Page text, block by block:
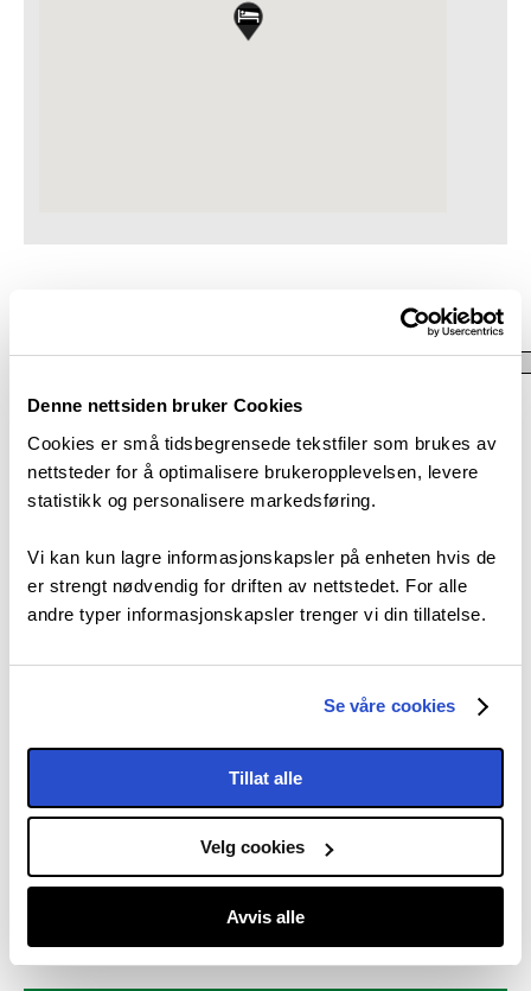
Denne nettsiden bruker Cookies
Cookies er små tidsbegrensede tekstfiler som brukes av
nettsteder for å optimalisere brukeropplevelsen, levere
statistikk og personalisere markedsføring.
Vi kan kun lagre informasjonskapsler på enheten hvis de
er strengt nødvendig for driften av nettstedet. For alle
andre typer informasjonskapsler trenger vi din tillatelse.
Se våre cookies
Tillat alle
Velg cookies
Avvis alle
Vis stort kart
Overnatting
Planlegg turen